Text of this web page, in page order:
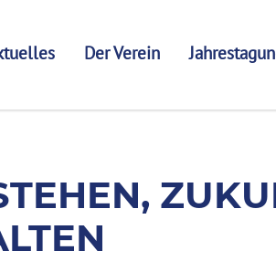
Der Verein